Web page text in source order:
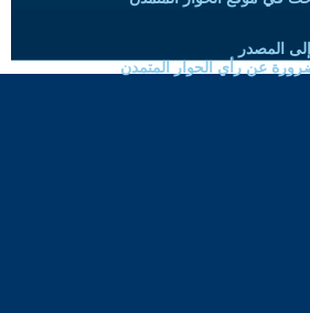
المصدر
عن رأي الحوار المتمدن